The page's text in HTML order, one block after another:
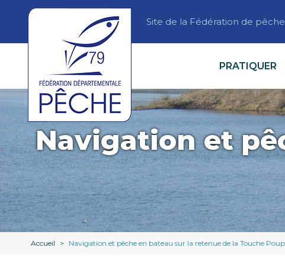
Site de la Fédération de
PRATIQUER
Navigation et
Accueil > Navigation et pêche en bateau sur la retenue de la Touche